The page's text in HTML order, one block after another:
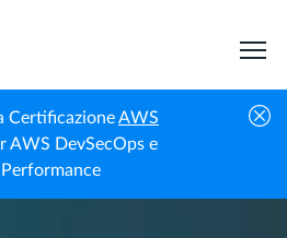
CertificazioneAWS
AWS DevSecOps e
Aurora PostgreSQL Audit Log